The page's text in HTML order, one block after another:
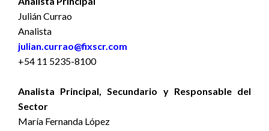
Julián Currao
Analista
julian.currao@fixscr.com
+54 11 5235-8100
Analista Principal, Secundario y Responsable del
Sector
María Fernanda López